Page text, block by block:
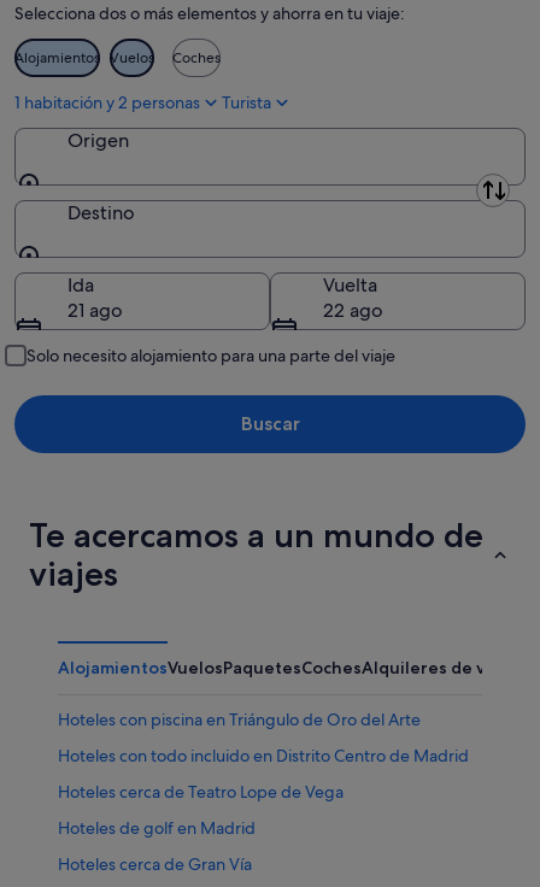
ago
-
9
ago
Selecciona dos o más elementos y ahorra en tu viaje:
Alojamientos Vuelos Coches
1 habitación y 2 personas Turista
Origen
Origen
Destino
Destino
Ida
21 ago
Vuelta
22 ago
Solo necesito alojamiento para una parte del viaje
Buscar
Te acercamos a un mundo de
viajes
AlojamientosVuelosPaquetesCochesAlquileres de
Hoteles con piscina en Triángulo de Oro del Arte
Hoteles con todo incluido en Distrito Centro de Madrid
Hoteles cerca de Teatro Lope de Vega
Hoteles de golf en Madrid
Hoteles cerca de Gran Vía